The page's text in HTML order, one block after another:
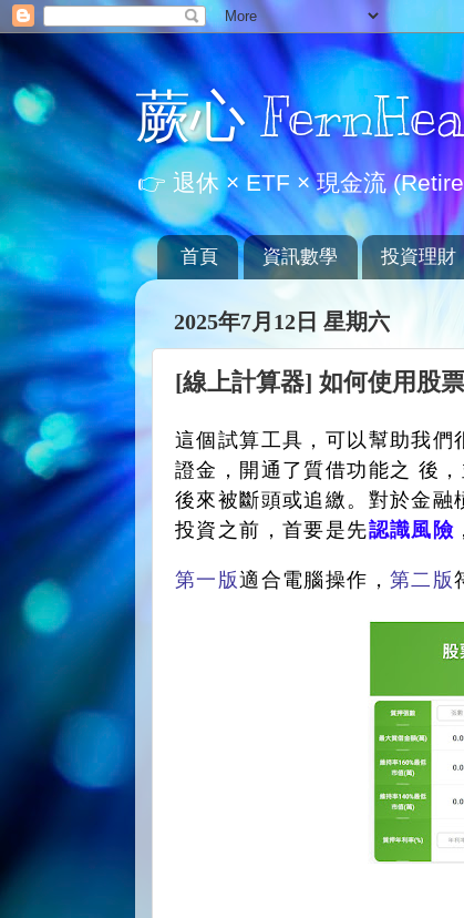
蕨心
👉 退休 × ETF × 現金流
首頁 資訊數學 投資理財
2025年7月12日 星期六
[線上計算器] 如何使用股
這個試算工具，可以幫助我們
證金，開通了質借功能之 後
後來被斷頭或追繳。對於金融
投資之前，首要是先認識風險
第一版適合電腦操作，第二版